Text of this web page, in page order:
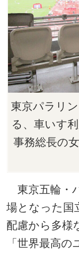
東京パラリ
る、車いす
事務総長の
東京五輪・
場となった国
配慮から多様
「世界最高